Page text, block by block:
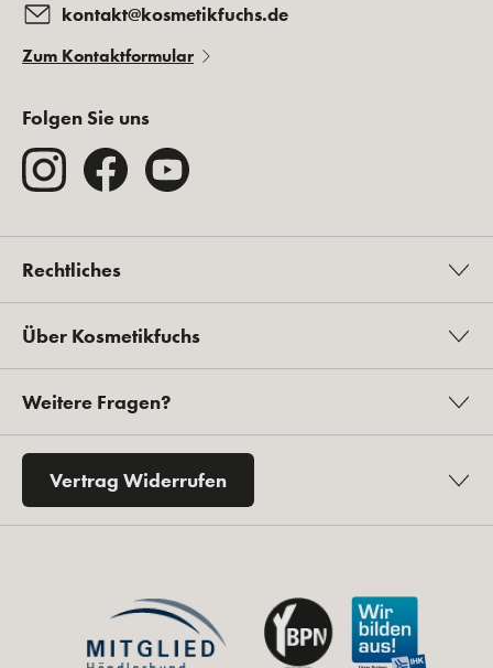
kontakt@kosmetikfuchs.de
Zum Kontaktformular
Folgen Sie uns
Rechtliches
Über Kosmetikfuchs
Weitere Fragen?
Vertrag Widerrufen